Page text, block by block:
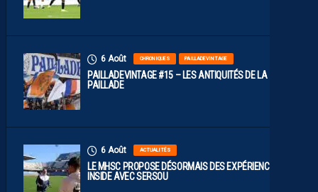
6 Août CHRONIQUES PAILLADEVINTAGE
PAILLADEVINTAGE #15 – LES ANTIQUITÉS DE LA
PAILLADE
6 Août ACTUALITÉS
LE MHSC PROPOSE DÉSORMAIS DES EXPÉRIENCES
INSIDE AVEC SERSOU